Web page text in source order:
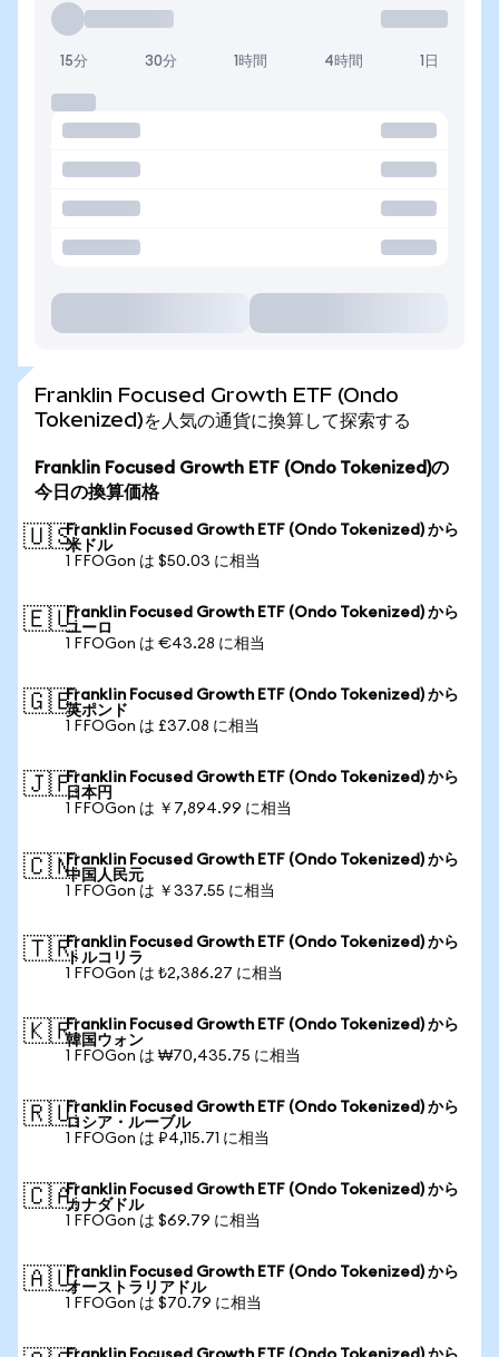
15分 30分 1時間 4時間 1日
Franklin Focused Growth ETF (Ondo
Tokenized)を人気の通貨に換算して探索する
Franklin Focused Growth ETF (Ondo Tokenized)の
今日の換算価格
🇺🇸Franklin Focused Growth ETF (Ondo Tokenized) から
米ドル
1 FFOGon は $50.03 に相当
🇪🇺Franklin Focused Growth ETF (Ondo Tokenized) から
ユーロ
1 FFOGon は €43.28 に相当
🇬🇧Franklin Focused Growth ETF (Ondo Tokenized) から
英ポンド
1 FFOGon は £37.08 に相当
🇯🇵Franklin Focused Growth ETF (Ondo Tokenized) から
日本円
1 FFOGon は ￥7,894.99 に相当
🇨🇳Franklin Focused Growth ETF (Ondo Tokenized) から
中国人民元
1 FFOGon は ￥337.55 に相当
🇹🇷Franklin Focused Growth ETF (Ondo Tokenized) から
トルコリラ
1 FFOGon は ₺2,386.27 に相当
🇰🇷Franklin Focused Growth ETF (Ondo Tokenized) から
韓国ウォン
1 FFOGon は ₩70,435.75 に相当
🇷🇺Franklin Focused Growth ETF (Ondo Tokenized) から
ロシア・ルーブル
1 FFOGon は ₽4,115.71 に相当
🇨🇦Franklin Focused Growth ETF (Ondo Tokenized) から
カナダドル
1 FFOGon は $69.79 に相当
🇦🇺Franklin Focused Growth ETF (Ondo Tokenized) から
オーストラリアドル
1 FFOGon は $70.79 に相当